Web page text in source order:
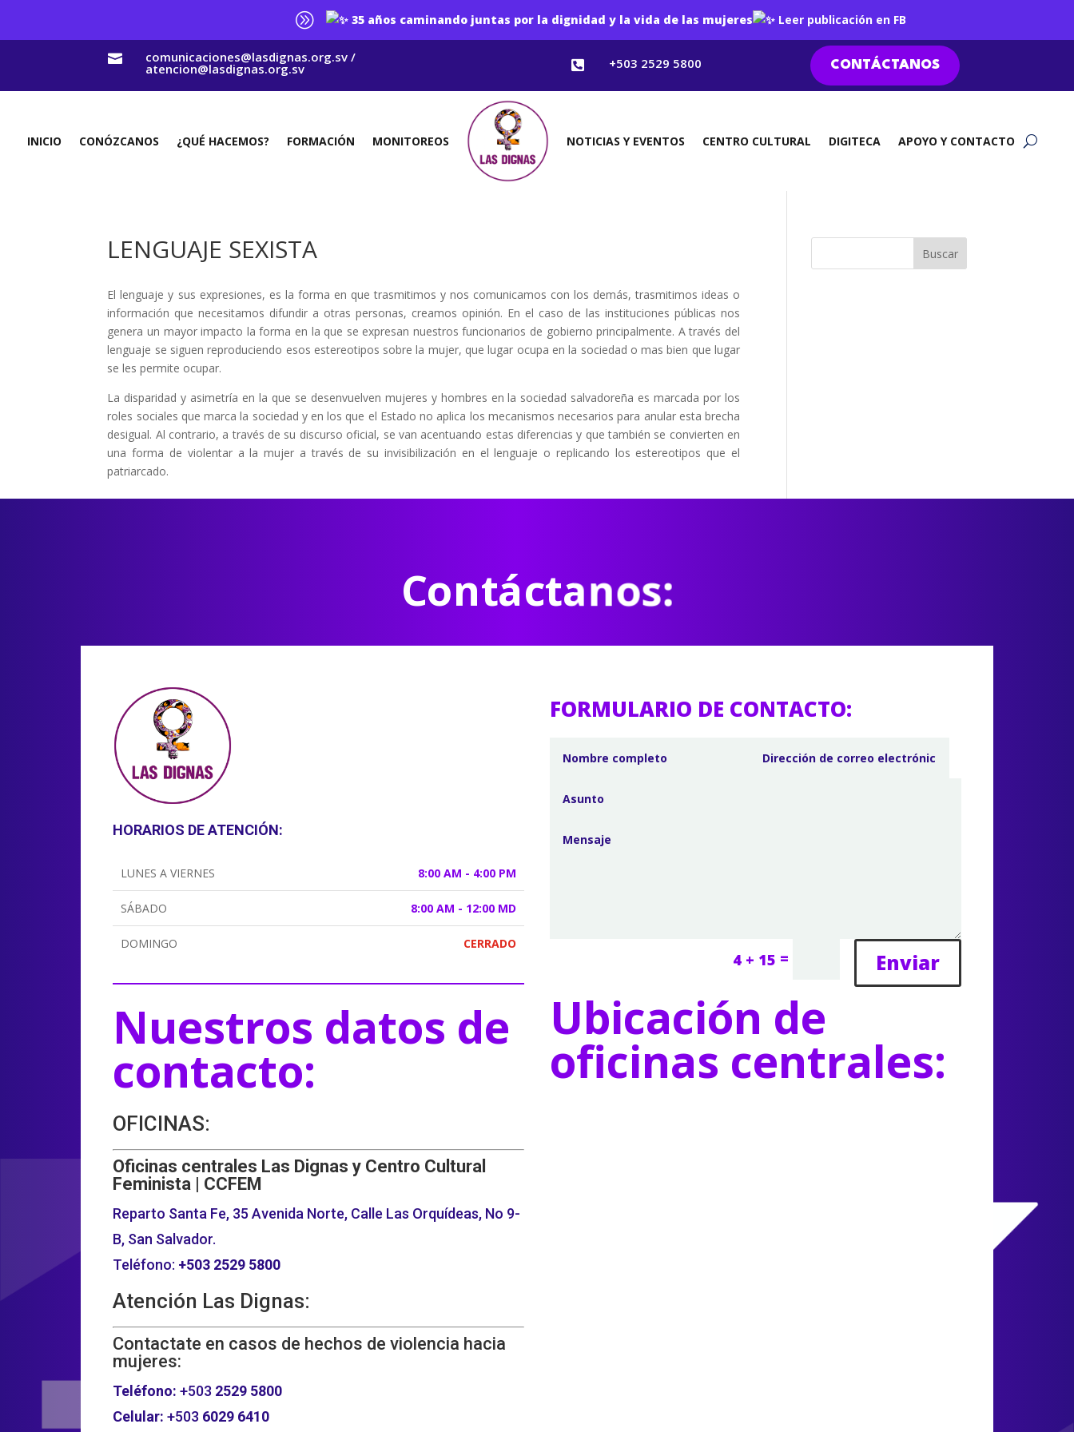
A 35 años caminando juntas por la dignidad y la vida de las mujeres Leer publicación en FB
 comunicaciones@lasdignas.org.sv /
atencion@lasdignas.org.sv  +503 2529 5800 CONTÁCTANOS
INICIO CONÓZCANOS ¿QUÉ HACEMOS? FORMACIÓN MONITOREOS NOTICIAS Y EVENTOS CENTRO CULTURAL DIGITECA APOYO Y CONTACTO
LENGUAJE SEXISTA
El lenguaje y sus expresiones, es la forma en que trasmitimos y nos comunicamos con los demás, trasmitimos ideas o
información que necesitamos difundir a otras personas, creamos opinión. En el caso de las instituciones públicas nos
genera un mayor impacto la forma en la que se expresan nuestros funcionarios de gobierno principalmente. A través del
lenguaje se siguen reproduciendo esos estereotipos sobre la mujer, que lugar ocupa en la sociedad o mas bien que lugar
se les permite ocupar.
La disparidad y asimetría en la que se desenvuelven mujeres y hombres en la sociedad salvadoreña es marcada por los
roles sociales que marca la sociedad y en los que el Estado no aplica los mecanismos necesarios para anular esta brecha
desigual. Al contrario, a través de su discurso oficial, se van acentuando estas diferencias y que también se convierten en
una forma de violentar a la mujer a través de su invisibilización en el lenguaje o replicando los estereotipos que el
patriarcado.
Contáctanos:
HORARIOS DE ATENCIÓN:
LUNES A VIERNES 8:00 AM - 4:00 PM
SÁBADO 8:00 AM - 12:00 MD
DOMINGO CERRADO
Nuestros datos de
contacto:
OFICINAS:
Oficinas centrales Las Dignas y Centro Cultural
Feminista | CCFEM
Reparto Santa Fe, 35 Avenida Norte, Calle Las Orquídeas, No 9-
B, San Salvador.
Teléfono: +503 2529 5800
Atención Las Dignas:
Contactate en casos de hechos de violencia hacia
mujeres:
Teléfono: +503 2529 5800
Celular: +503 6029 6410
FORMULARIO DE CONTACTO:
4 + 15 = Enviar
Ubicación de
oficinas centrales: